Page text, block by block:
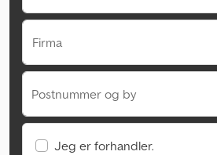
Firma
Postnummer og by
Jeg er forhandler.